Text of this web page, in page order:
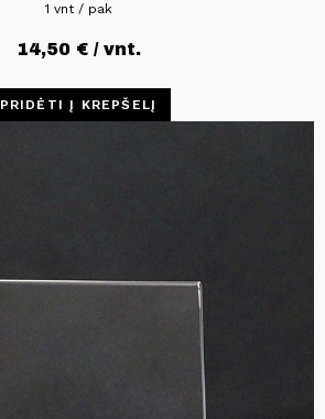
1 vnt / pak
14,50 €/ vnt.
PRIDĖTI Į KREPŠELĮ